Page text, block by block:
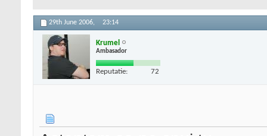
29th June 2006, 23:14
Krumel
Ambasador
Reputatie: 72